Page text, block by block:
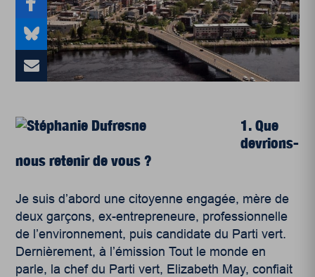
1. Que
devrions-
nous retenir de vous ?
Je suis d’abord une citoyenne engagée, mère de
deux garçons, ex-entrepreneure, professionnelle
de l’environnement, puis candidate du Parti vert.
Dernièrement, à l’émission Tout le monde en
parle, la chef du Parti vert, Elizabeth May, confiait